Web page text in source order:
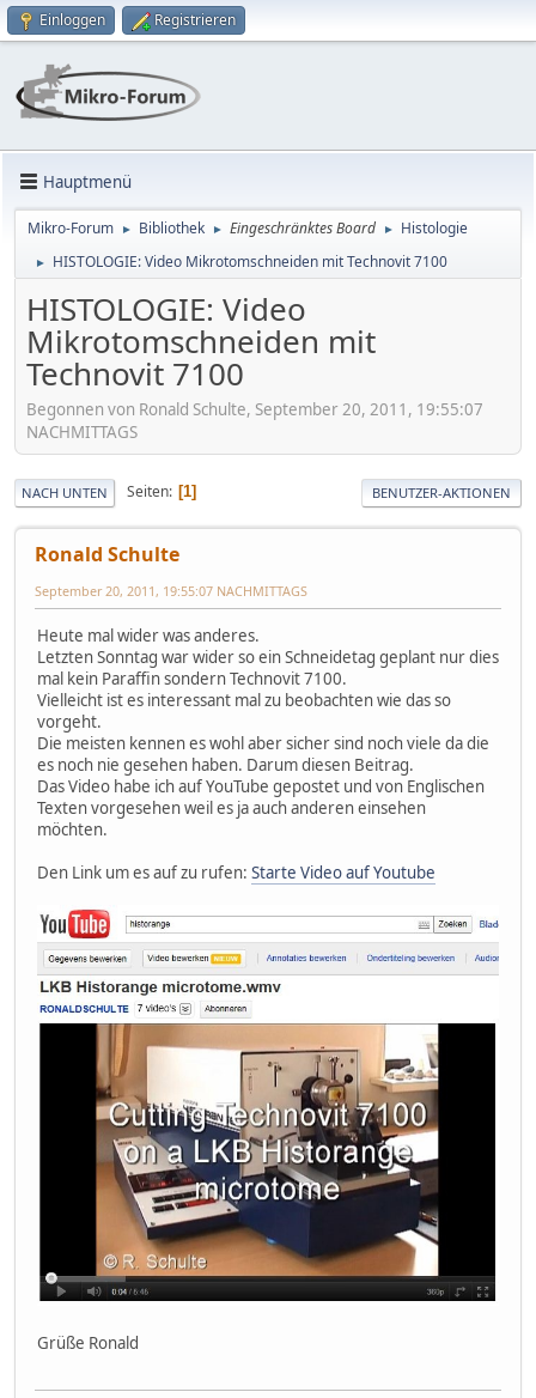
Einloggen Registrieren
Hauptmenü
Mikro-Forum ► Bibliothek ► Eingeschränktes Board ► Histologie
► HISTOLOGIE: Video Mikrotomschneiden mit Technovit 7100
HISTOLOGIE: Video
Mikrotomschneiden mit
Technovit 7100
Begonnen von Ronald Schulte, September 20, 2011, 19:55:07
NACHMITTAGS
NACH UNTEN Seiten 1 BENUTZER-AKTIONEN
Ronald Schulte
September 20, 2011, 19:55:07 NACHMITTAGS
Heute mal wider was anderes.
Letzten Sonntag war wider so ein Schneidetag geplant nur dies
mal kein Paraffin sondern Technovit 7100.
Vielleicht ist es interessant mal zu beobachten wie das so
vorgeht.
Die meisten kennen es wohl aber sicher sind noch viele da die
es noch nie gesehen haben. Darum diesen Beitrag.
Das Video habe ich auf YouTube gepostet und von Englischen
Texten vorgesehen weil es ja auch anderen einsehen
möchten.
Den Link um es auf zu rufen: Starte Video auf Youtube
Grüße Ronald